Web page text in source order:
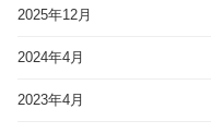
2025年12月
2024年4月
2023年4月